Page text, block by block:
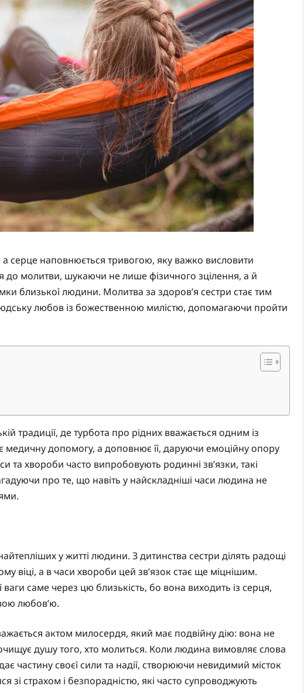
а серце наповнюється тривогою, яку важко висловити
до молитви, шукаючи не лише фізичного зцілення, а й
близької людини. Молитва за здоров’я сестри стає тим
любов із божественною милістю, допомагаючи пройти
традиції, де турбота про рідних вважається одним із
допомогу, а доповнює її, даруючи емоційну опору
та хвороби часто випробовують родинні зв’язки, такі
про те, що навіть у найскладніші часи людина не
у житті людини. З дитинства сестри ділять радощі
віці, а в часи хвороби цей зв’язок стає ще міцнішим.
саме через цю близькість, бо вона виходить із серця,
любов’ю.
актом милосердя, який має подвійну дію: вона не
душу того, хто молиться. Коли людина вимовляє слова
частину своєї сили та надії, створюючи невидимий місток
страхом і безпорадністю, які часто супроводжують